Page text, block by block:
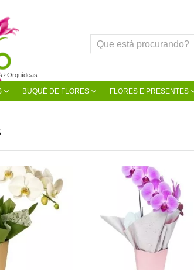
BUQUÊ DE FLORES FLORES E PRESENTES
Orquídeas